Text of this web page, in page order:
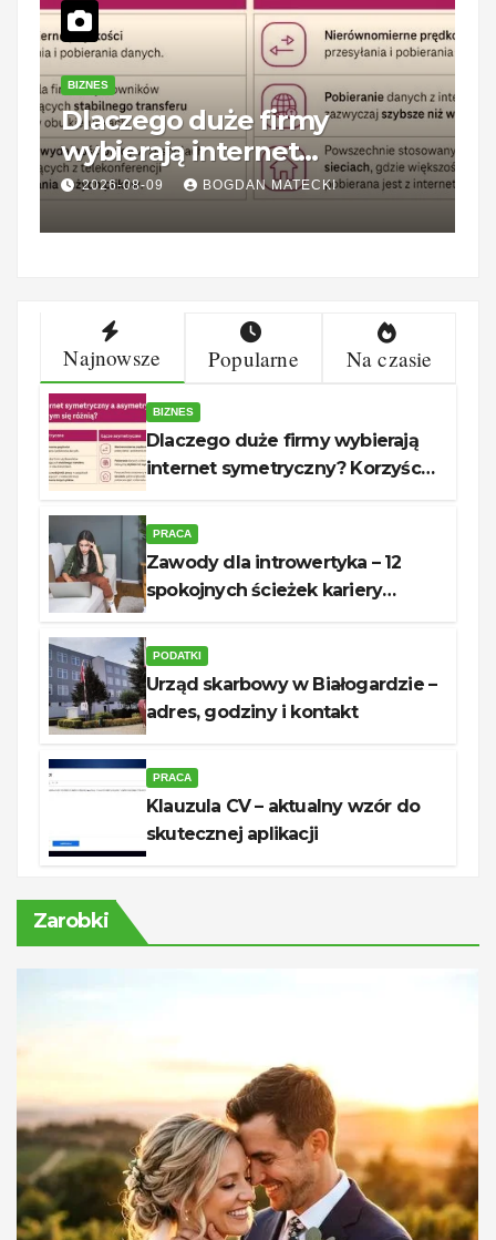
BIZNES
Dlaczego duże firmy
wybierają internet
symetryczny? Korzyści dla
2026-08-09 BOGDAN MATECKI
Najnowsze Popularne Na czasie
BIZNES
Dlaczego duże firmy wybierają
internet symetryczny? Korzyści
PRACA
Zawody dla introwertyka – 12
spokojnych ścieżek kariery
PODATKI
Urząd skarbowy w Białogardzie –
adres, godziny i kontakt
PRACA
Klauzula CV – aktualny wzór do
skutecznej aplikacji
Zarobki